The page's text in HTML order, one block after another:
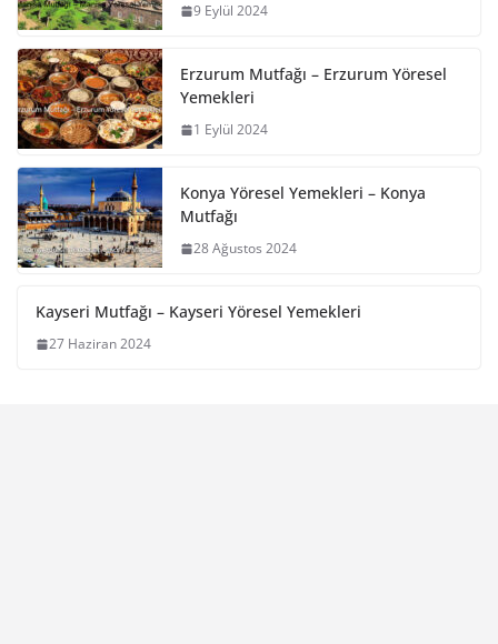
9 Eylül 2024
Erzurum Mutfağı – Erzurum Yöresel
Yemekleri
1 Eylül 2024
Konya Yöresel Yemekleri – Konya
Mutfağı
28 Ağustos 2024
Kayseri Mutfağı – Kayseri Yöresel Yemekleri
27 Haziran 2024